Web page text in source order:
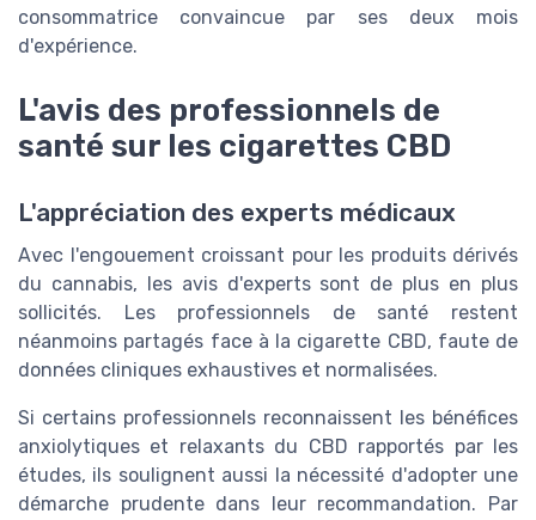
consommatrice convaincue par ses deux mois
d'expérience.
L'avis des professionnels de
santé sur les cigarettes CBD
L'appréciation des experts médicaux
Avec l'engouement croissant pour les produits dérivés
du cannabis, les avis d'experts sont de plus en plus
sollicités. Les professionnels de santé restent
néanmoins partagés face à la cigarette CBD, faute de
données cliniques exhaustives et normalisées.
Si certains professionnels reconnaissent les bénéfices
anxiolytiques et relaxants du CBD rapportés par les
études, ils soulignent aussi la nécessité d'adopter une
démarche prudente dans leur recommandation. Par